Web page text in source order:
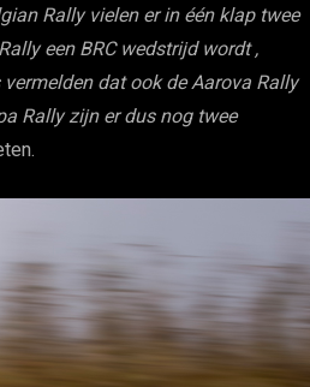
Rally vielen er in één klap twee
een BRC wedstrijd wordt ,
dat ook de Aarova Rally
Rally zijn er dus nog twee